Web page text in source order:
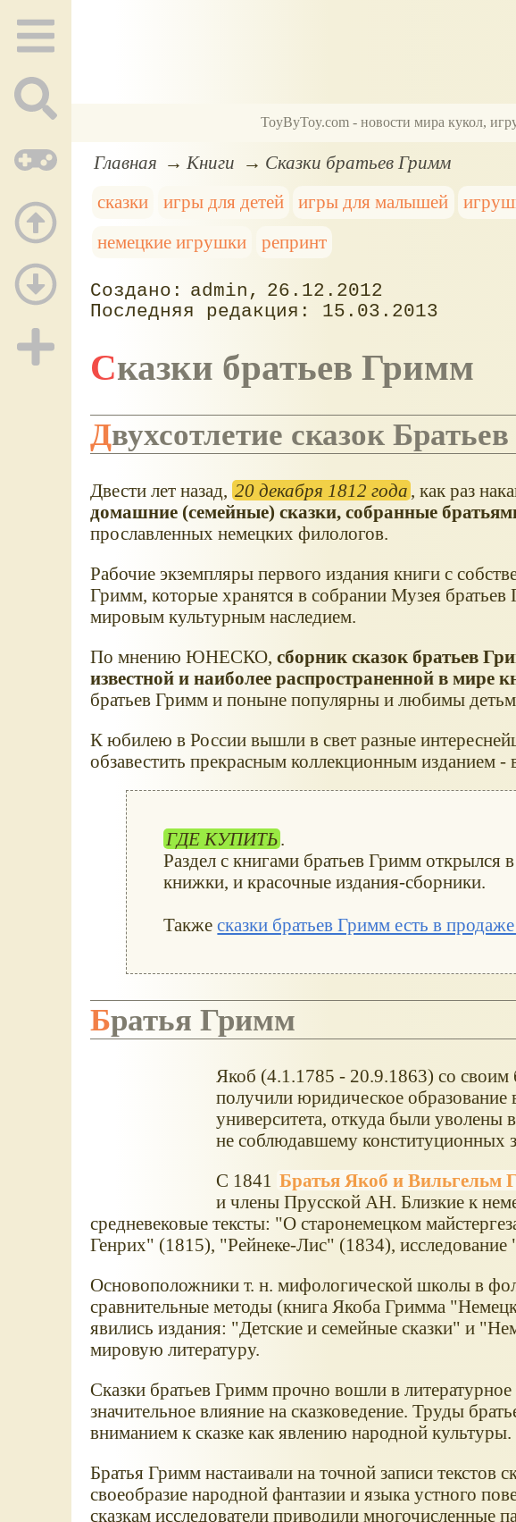
ToyByToy.com - новости мира кукол,
Главная Книги
Сказки братьев Гримм
сказки
игры для детей игры для малышей
немецкие игрушки
репринт
admin
26.12.2012
15.03.2013
Сказки братьев Гримм
Двухсотлетие сказок
Двести лет назад, 20 декабря 1812 года, как раз
домашние (семейные) сказки, собранные
прославленных немецких филологов.
Рабочие экземпляры первого издания книги с
Гримм, которые хранятся в собрании Музея
мировым культурным наследием.
По мнению ЮНЕСКО, сборник сказок братьев
известной и наиболее распространенной в мире
братьев Гримм и поныне популярны и любимы
К юбилею в России вышли в свет разные
обзавестить прекрасным коллекционным изданием -
ГДЕ КУПИТЬ.
Раздел с книгами братьев Гримм
книжки, и красочные издания-сборники.
Такжесказки братьев Гримм есть в
Братья Гримм
Якоб (4.1.1785 - 20.9.1863) со
получили юридическое
университета, откуда были уволены
не соблюдавшему конституционных
С 1841 Братья Якоб и Вильгельм
и члены Прусской АН. Близкие к
средневековые тексты: "О старонемецком
Генрих" (1815), "Рейнеке-Лис" (1834), исследование
Основоположники т. н. мифологической школы в
сравнительные методы (книга Якоба Гримма
явились издания: "Детские и семейные сказки" и
мировую литературу.
Сказки братьев Гримм прочно вошли в
значительное влияние на сказковедение. Труды
вниманием к сказке как явлению народной культуры.
Братья Гримм настаивали на точной записи текстов
своеобразие народной фантазии и языка устного
сказкам исследователи приводили многочисленные